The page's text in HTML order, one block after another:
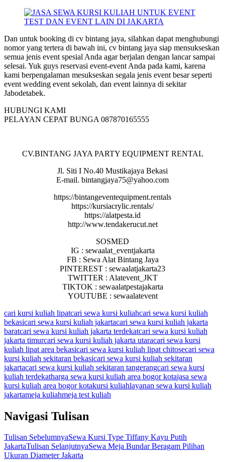
Dan untuk booking di cv bintang jaya, silahkan dapat menghubungi
nomor yang tertera di bawah ini, cv bintang jaya siap mensukseskan
semua jenis event spesial Anda agar berjalan dengan lancar sampai
selesai. Yuk guys reservasi event-event Anda pada kami, karena
kami berpengalaman mesukseskan segala jenis event besar seperti
event wedding event sekolah, dan event lainnya di sekitar
Jabodetabek.
HUBUNGI KAMI
PELAYAN CEPAT BUNGA 087870165555
CV.BINTANG JAYA PARTY EQUIPMENT RENTAL
Jl. Siti I No.40 Mustikajaya Bekasi
E-mail. bintangjaya75@yahoo.com
https://bintangeventequipment.rentals
https://kursiacrylic.rentals/
https://alatpesta.id
http://www.tendakerucut.net
SOSMED
IG : sewaalat_eventjakarta
FB : Sewa Alat Bintang Jaya
PINTEREST : sewaalatjakarta23
TWITTER : Alatevent_JKT
TIKTOK : sewaalatpestajakarta
YOUTUBE : sewaalatevent
cari kursi kuliah lipatcari sewa kursi kuliahcari sewa kursi kuliah
bekasicari sewa kursi kuliah jakartacari sewa kursi kuliah jakarta
baratcari sewa kursi kuliah jakarta terdekatcari sewa kursi kuliah
jakarta timurcari sewa kursi kuliah jakarta utaracari sewa kursi
kuliah lipat area bekasicari sewa kursi kuliah lipat chitosecari sewa
kursi kuliah sekitaran bekasicari sewa kursi kuliah sekitaran
jakartacari sewa kursi kuliah sekitaran tangerangcari sewa kursi
kuliah terdekatharga sewa kursi kuliah area bogor kotajasa sewa
kursi kuliah area bogor kotakursi kuliahlayanan sewa kursi kuliah
jakartameja kuliahmeja test kuliah
Navigasi Tulisan
Tulisan SebelumnyaSewa Kursi Type Tiffany Kayu Putih
JakartaTulisan SelanjutnyaSewa Meja Bundar Beragam Pilihan
Ukuran Diameter Jakarta